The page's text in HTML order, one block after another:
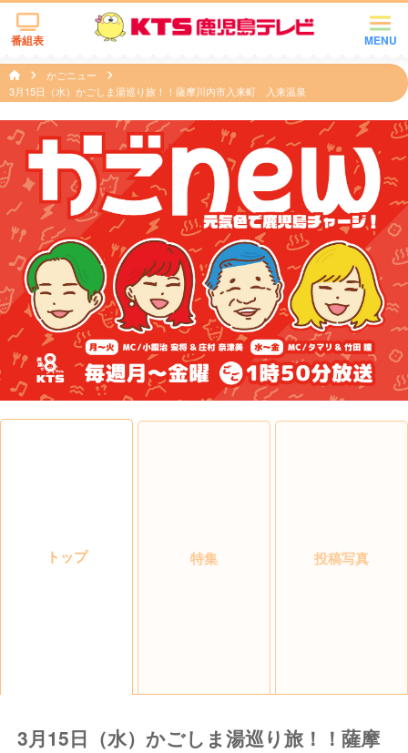
MENU
番組表
かごニュー
3月15日（水）かごしま湯巡り旅！！薩摩川内市入来町 入来温泉
トップ 特集 投稿写真
3月15日（水）かごしま湯巡り旅！！薩摩